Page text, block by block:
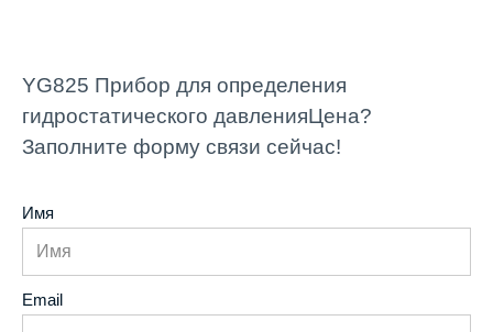
YG825 Прибор для определения
гидростатического давленияЦена?
Заполните форму связи сейчас!
Имя
Email